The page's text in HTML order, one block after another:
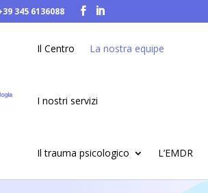
345 6136088  
Il Centro La nostra equipe
I nostri servizi
Il trauma psicologico L’EMDR